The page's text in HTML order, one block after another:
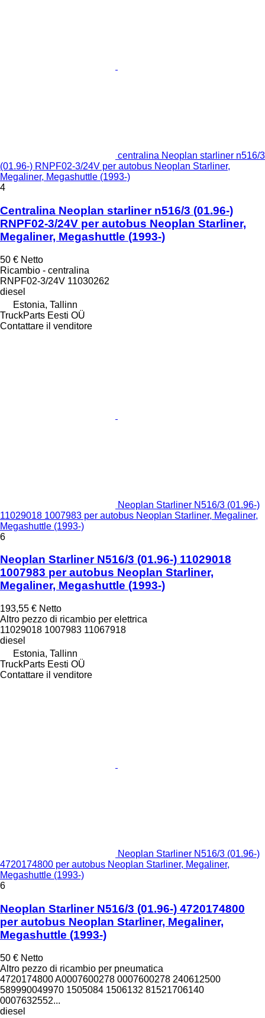
centralina Neoplan starliner n516/3
(01.96-) RNPF02-3/24V per autobus Neoplan Starliner,
Megaliner, Megashuttle (1993-)
4
Centralina Neoplan starliner n516/3 (01.96-)
RNPF02-3/24V per autobus Neoplan Starliner,
Megaliner, Megashuttle (1993-)
50 € Netto
Ricambio - centralina
RNPF02-3/24V 11030262
diesel
Estonia, Tallinn
TruckParts Eesti OÜ
Contattare il venditore
Neoplan Starliner N516/3 (01.96-)
11029018 1007983 per autobus Neoplan Starliner, Megaliner,
Megashuttle (1993-)
6
Neoplan Starliner N516/3 (01.96-) 11029018
1007983 per autobus Neoplan Starliner,
Megaliner, Megashuttle (1993-)
193,55 € Netto
Altro pezzo di ricambio per elettrica
11029018 1007983 11067918
diesel
Estonia, Tallinn
TruckParts Eesti OÜ
Contattare il venditore
Neoplan Starliner N516/3 (01.96-)
4720174800 per autobus Neoplan Starliner, Megaliner,
Megashuttle (1993-)
6
Neoplan Starliner N516/3 (01.96-) 4720174800
per autobus Neoplan Starliner, Megaliner,
Megashuttle (1993-)
50 € Netto
Altro pezzo di ricambio per pneumatica
4720174800 A0007600278 0007600278 240612500
589990049970 1505084 1506132 81521706140
0007632552...
diesel